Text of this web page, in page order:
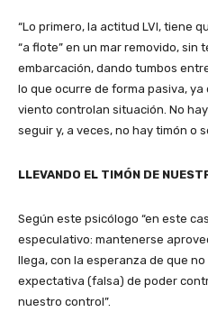
“Lo primero, la actitud LVI, tiene
“a flote” en un mar removido, sin
embarcación, dando tumbos
lo que ocurre de forma pasiva,
viento controlan situación. No
seguir y, a veces, no hay timón o
LLEVANDO EL TIMÓN DE
Según este psicólogo “en este
especulativo: mantenerse
llega, con la esperanza de que
expectativa (falsa) de poder
nuestro control”.